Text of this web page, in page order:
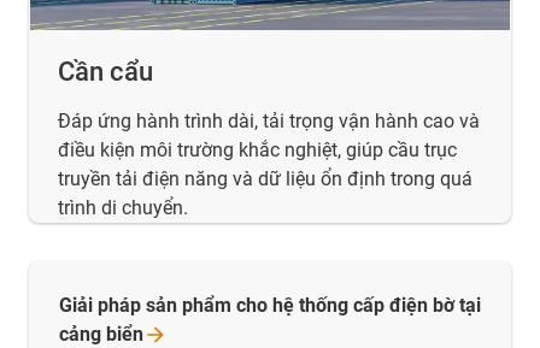
Cần cẩu
Đáp ứng hành trình dài, tải trọng vận hành cao và
điều kiện môi trường khắc nghiệt, giúp cầu trục
truyền tải điện năng và dữ liệu ổn định trong quá
trình di chuyển.
Giải pháp sản phẩm cho hệ thống cấp điện bờ tại
cảng biển